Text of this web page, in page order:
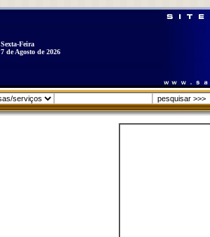
Sexta-Feira
7 de Agosto de 2026